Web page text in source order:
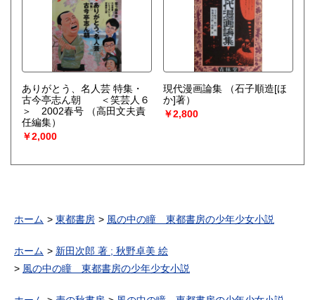
ありがとう、名人芸 特集・
古今亭志ん朝 ＜笑芸人６
＞ 2002春号
（高田文夫責
任編集）
￥2,000
現代漫画論集
（石子順造[ほ
か]著）
￥2,800
ホーム 東都書房 風の中の瞳 東都書房の少年少女小説
ホーム
新田次郎 著 ; 秋野卓美 絵
風の中の瞳 東都書房の少年少女小説